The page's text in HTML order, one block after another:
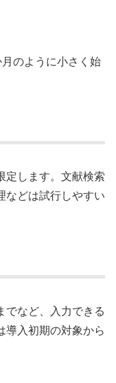
のように小さく始
定します。文献検索
などは試行しやすい
でなど、入力できる
導入初期の対象から